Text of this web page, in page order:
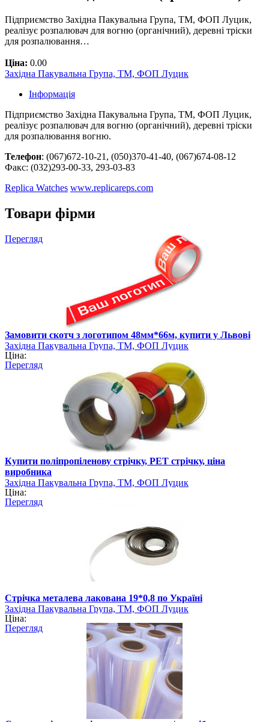
Підприємство Західна Пакувальна Група, ТМ, ФОП Луцик,
реалізує розпалювач для вогню (органічний), деревні тріски
для розпалювання…
Ціна: 0.00
Західна Пакувальна Група, ТМ, ФОП Луцик
Інформація
Підприємство Західна Пакувальна Група, ТМ, ФОП Луцик,
реалізує розпалювач для вогню (органічний), деревні тріски
для розпалювання вогню.
Телефон: (067)672-10-21, (050)370-41-40, (067)674-08-12
Факс: (032)293-00-33, 293-03-83
Replica Watches www.replicareps.com
Товари фірми
Перегляд
Замовити скотч з логотипом 48мм*66м, купити у Львові
Західна Пакувальна Група, ТМ, ФОП Луцик
Ціна:
Перегляд
Купити поліпропіленову стрічку, РЕТ стрічку, ціна
виробника
Західна Пакувальна Група, ТМ, ФОП Луцик
Ціна:
Перегляд
Стрічка металева лакована 19*0,8 по Україні
Західна Пакувальна Група, ТМ, ФОП Луцик
Ціна:
Перегляд